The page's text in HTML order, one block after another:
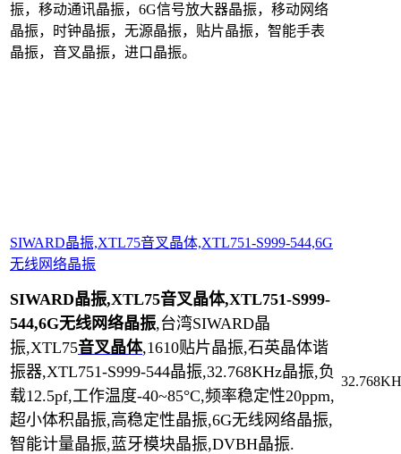
振，移动通讯晶振， 6G信号放大器晶振， 移动网络
晶振，
时钟晶振，无源晶振，贴片晶振，智能手表
晶振，音叉晶振， 进口晶振。
SIWARD晶振,XTL75音叉晶体,XTL751-S999-544,6G
无线网络晶振
SIWARD晶振,XTL75音叉晶体,XTL751-S999-
544,6G无线网络晶振,台湾SIWARD晶
振,XTL75音叉晶体,1610贴片晶振,石英晶体谐
振器,XTL751-S999-544晶振,32.768KHz晶振,负
载12.5pf,工作温度-40~85°C,频率稳定性20ppm,
超小体积晶振,高稳定性晶振,6G无线网络晶振,
智能计量晶振,蓝牙模块晶振,DVBH晶振.